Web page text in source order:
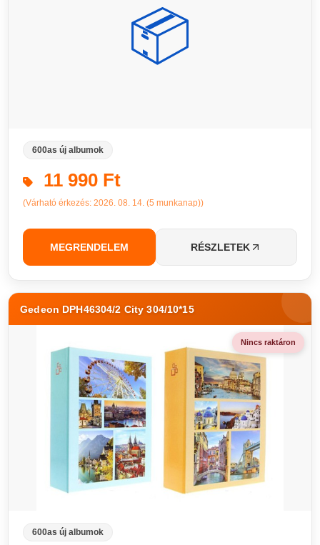
📦
600as új albumok
11 990 Ft
(Várható érkezés: 2026. 08. 14. (5 munkanap))
MEGRENDELEM RÉSZLETEK
Gedeon DPH46304/2 City 304/10*15
Nincs raktáron
600as új albumok